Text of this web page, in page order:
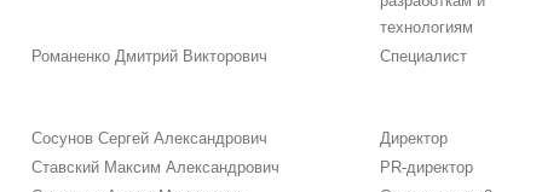
технологиям
Романенко Дмитрий Викторович
Специалист
Сосунов Сергей Александрович
Директор
Ставский Максим Александрович
PR-директор